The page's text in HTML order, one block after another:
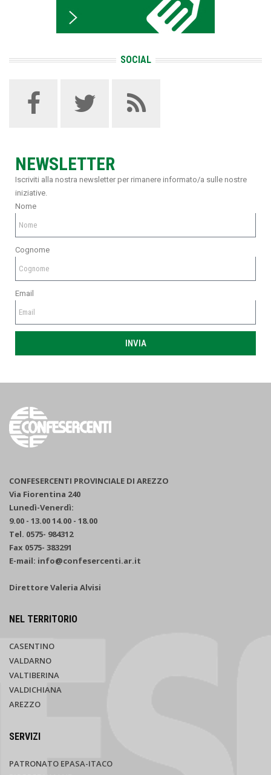
SOCIAL
NEWSLETTER
Iscriviti alla nostra newsletter per rimanere informato/a sulle nostre
iniziative.
Nome
Cognome
Email
INVIA
CONFESERCENTI PROVINCIALE DI AREZZO
Via Fiorentina 240
Lunedì-Venerdì:
9.00 - 13.00 14.00 - 18.00
Tel. 0575- 984312
Fax 0575- 383291
E-mail: info@confesercenti.ar.it
Direttore Valeria Alvisi
NEL TERRITORIO
CASENTINO
VALDARNO
VALTIBERINA
VALDICHIANA
AREZZO
SERVIZI
PATRONATO EPASA-ITACO